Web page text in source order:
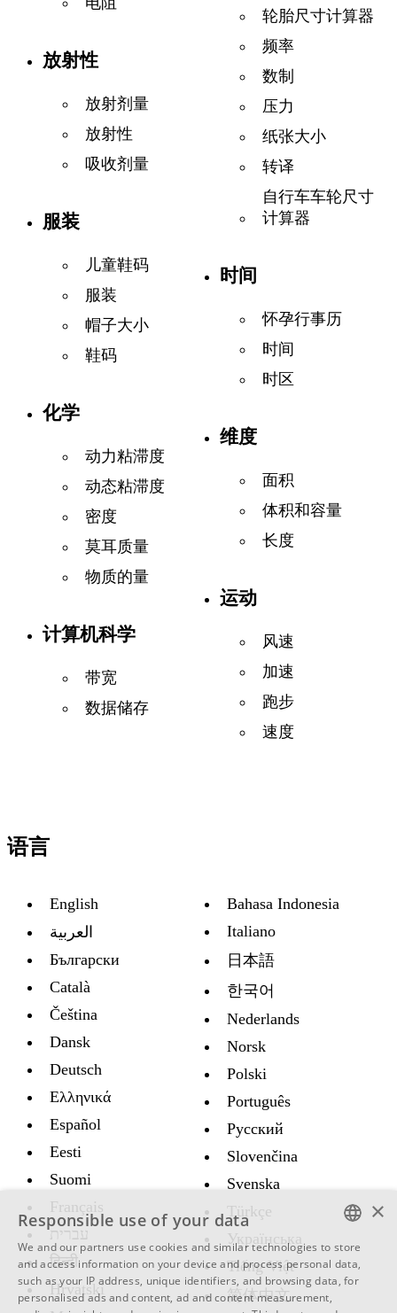
放射性
放射剂量
放射性
吸收剂量
服装
儿童鞋码
服装
帽子大小
鞋码
化学
动力粘滞度
动态粘滞度
密度
莫耳质量
物质的量
计算机科学
带宽
数据储存
轮胎尺寸计算器
频率
数制
压力
纸张大小
转译
自行车车轮尺寸
计算器
时间
怀孕行事历
时间
时区
维度
面积
体积和容量
长度
运动
风速
加速
跑步
速度
语言
English
العربية
Български
Català
Čeština
Dansk
Deutsch
Ελληνικά
Español
Eesti
Suomi
Français
עברית
हिन्दी
Hrvatski
Bahasa Indonesia
Italiano
日本語
한국어
Nederlands
Norsk
Polski
Português
Русский
Slovenčina
Svenska
Türkçe
Украïнська
Tiếng Việt
简体中文
ENGLISH
SWEDISH
×
Responsible use of your data
We and our partners use cookies and similar technologies to store
and access information on your device and process personal data,
such as your IP address, unique identifiers, and browsing data, for
personalised ads and content, ad and content measurement,